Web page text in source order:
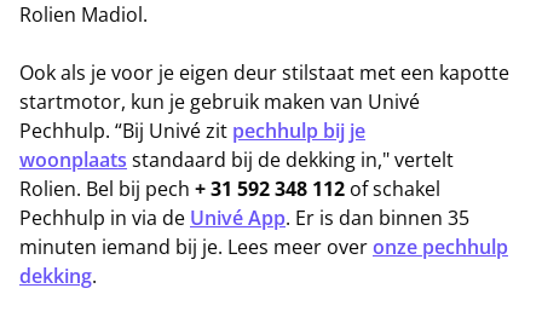
Rolien Madiol.
Ook als je voor je eigen deur stilstaat met een kapotte
startmotor, kun je gebruik maken van Univé
Pechhulp. “Bij Univé zit pechhulp bij je
woonplaats standaard bij de dekking in," vertelt
Rolien. Bel bij pech + 31 592 348 112 of schakel
Pechhulp in via de Univé App. Er is dan binnen 35
minuten iemand bij je. Lees meer overonze pechhulp
dekking.